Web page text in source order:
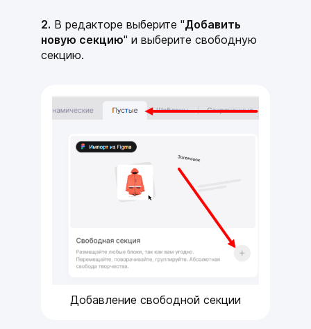
2. В редакторе выберите "Добавить
новую секцию" и выберите свободную
секцию.
Добавление свободной секции